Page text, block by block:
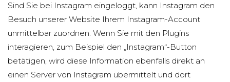
Sind Sie bei Instagram eingeloggt, kann Instagram den
Besuch unserer Website Ihrem Instagram-Account
unmittelbar zuordnen. Wenn Sie mit den Plugins
interagieren, zum Beispiel den „Instagram“-Button
betätigen, wird diese Information ebenfalls direkt an
einen Server von Instagram übermittelt und dort